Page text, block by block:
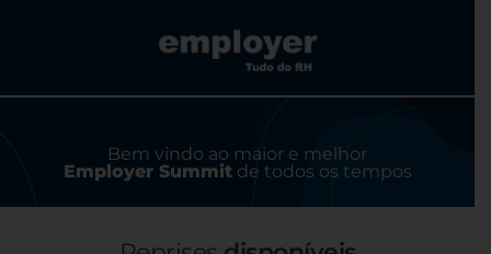
Bem vindo ao maior e melhor
Employer Summitde todos os tempos